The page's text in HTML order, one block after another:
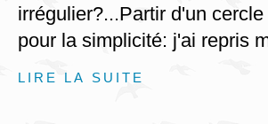
irrégulier?...Partir d'un
pour la simplicité: j'ai repris
LIRE LA SUITE